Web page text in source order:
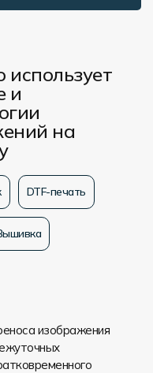
и
на
DTF-печать
изображения